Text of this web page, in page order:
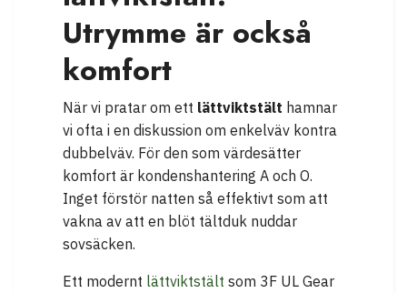
Utrymme är också
komfort
När vi pratar om ett lättviktstält hamnar
vi ofta i en diskussion om enkelväv kontra
dubbelväv. För den som värdesätter
komfort är kondenshantering A och O.
Inget förstör natten så effektivt som att
vakna av att en blöt tältduk nuddar
sovsäcken.
Ett modernt lättviktstält som 3F UL Gear